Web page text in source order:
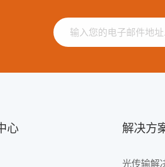
心 解决方
光传输解